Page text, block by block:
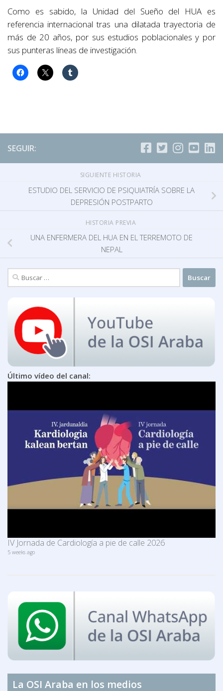
Como es sabido, la Unidad del Sueño del HUA es
referencia internacional tras una dilatada trayectoria de
más de 20 años, por sus estudios poblacionales y por
sus punteras líneas de investigación.
SEGUIR:
SIGUIENTE HISTORIA
ESTUDIO DEL SERVICIO DE PSIQUIATRÍA SOBRE LA
DEPRESIÓN POSTPARTO
HISTORIA PREVIA
UNA ENFERMERA DEL HUA EN EL TERREMOTO DE
NEPAL
Buscar:
Último vídeo del canal:
IV Jornada de Cardiología a pie de calle 2026
5 weeks ago
La OSI Araba en los medios